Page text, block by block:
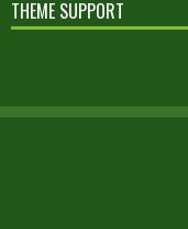
THEME SUPPORT